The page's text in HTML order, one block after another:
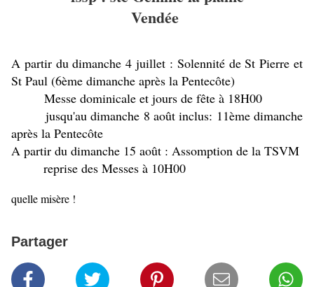
Vendée
A partir du dimanche 4 juillet : Solennité de St Pierre et
St Paul (6ème dimanche après la Pentecôte)
Messe dominicale et jours de fête à 18H00
jusqu'au dimanche 8 août inclus: 11ème dimanche
après la Pentecôte
A partir du dimanche 15 août : Assomption de la TSVM
reprise des Messes à 10H00
quelle misère !
Partager